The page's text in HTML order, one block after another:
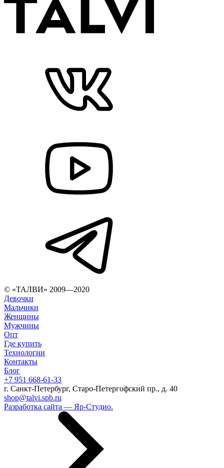
© «ТАЛВИ» 2009—2020
Девочки
Мальчики
Женщины
Мужчины
Опт
Где купить
Технологии
Контакты
Блог
+7 951 668-61-33
г. Санкт-Петербург, Старо-Петергофский пр., д. 40
shop@talvi.spb.ru
Разработка сайта — Яр-Студио.